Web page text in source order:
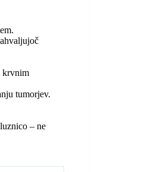
krvnim
tumorjev.
– ne